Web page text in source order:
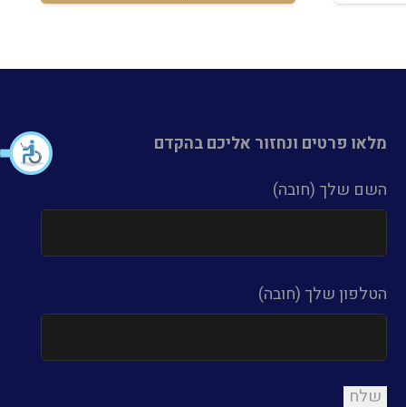
מלאו פרטים ונחזור אליכם בהקדם
השם שלך (חובה)
הטלפון שלך (חובה)